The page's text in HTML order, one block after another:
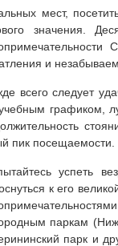
мест,
значения.
и
всего следует
графиком,
пик посещаемости.
успеть
к его
паркам
парк и